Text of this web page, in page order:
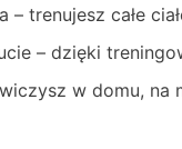
trenujesz całe
– dzięki
w domu, na